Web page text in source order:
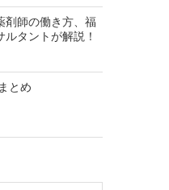
剤師の働き方、福
タントが解説！
とめ